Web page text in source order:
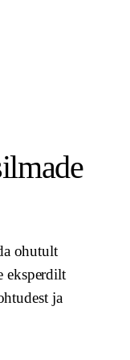
ohutult
eksperdilt
ja